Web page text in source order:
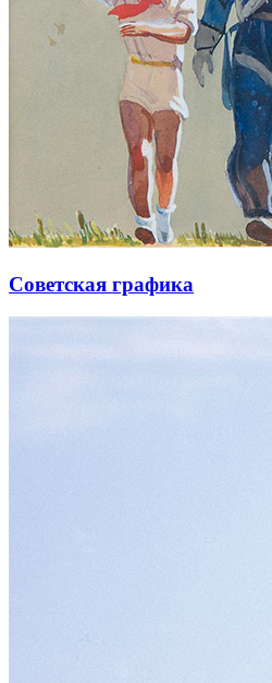
Советская графика